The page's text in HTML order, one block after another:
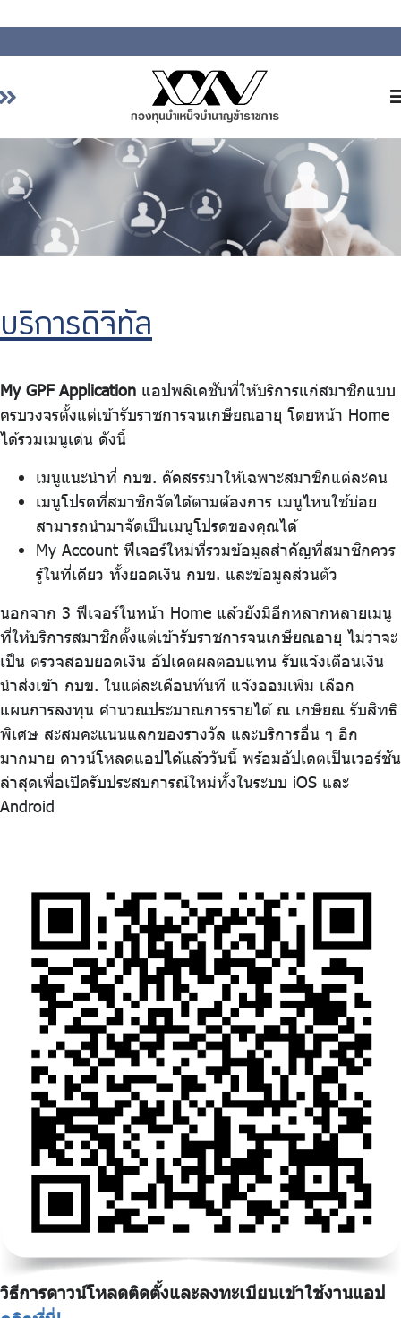
เกี่ยวกับ กบข.
บริการสมาชิก
ลงทุน
รายงานผลการดำเนินงาน
จัดซื้อจัดจ้าง
บริการเจ้าหน้าที่ส่วนราชการ
ร่วมงานกับเรา
ไทย | Eng
บริการดิจิทัล
My GPF Application แอปพลิเคชันที่ให้บริการแก่สมาชิกแบบ
ครบวงจรตั้งแต่เข้ารับราชการจนเกษียณอายุ โดยหน้า Home
ได้รวมเมนูเด่น ดังนี้
เมนูแนะนำที่ กบข. คัดสรรมาให้เฉพาะสมาชิกแต่ละคน
เมนูโปรดที่สมาชิกจัดได้ตามต้องการ เมนูไหนใช้บ่อย
สามารถนำมาจัดเป็นเมนูโปรดของคุณได้
My Account ฟีเจอร์ใหม่ที่รวมข้อมูลสำคัญที่สมาชิกควร
รู้ในที่เดียว ทั้งยอดเงิน กบข. และข้อมูลส่วนตัว
นอกจาก 3 ฟีเจอร์ในหน้า Home แล้วยังมีอีกหลากหลายเมนู
ที่ให้บริการสมาชิกตั้งแต่เข้ารับราชการจนเกษียณอายุ ไม่ว่าจะ
เป็น ตรวจสอบยอดเงิน อัปเดตผลตอบแทน รับแจ้งเตือนเงิน
นำส่งเข้า กบข. ในแต่ละเดือนทันที แจ้งออมเพิ่ม เลือก
แผนการลงทุน คำนวณประมาณการรายได้ ณ เกษียณ รับสิทธิ
พิเศษ สะสมคะแนนแลกของรางวัล และบริการอื่น ๆ อีก
มากมาย ดาวน์โหลดแอปได้แล้ววันนี้ พร้อมอัปเดตเป็นเวอร์ชัน
ล่าสุดเพื่อเปิดรับประสบการณ์ใหม่ทั้งในระบบ iOS และ
Android
วิธีการดาวน์โหลดติดตั้งและลงทะเบียนเข้าใช้งานแอป